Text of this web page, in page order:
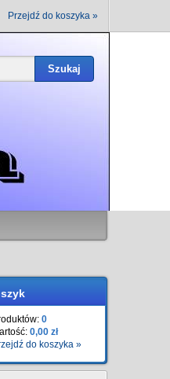
Przejdź do koszyka »
Szukaj
0
0,00 zł
do koszyka »